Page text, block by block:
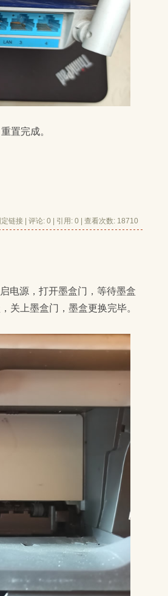
置完成。
定链接 评论: 0 | 引用: 0 | 查看次数: 18710
关上墨盒门，墨盒更换完毕。